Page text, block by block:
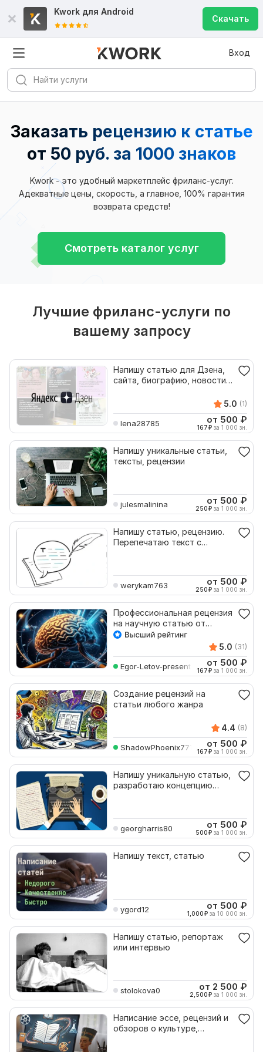
Kwork для Android
Скачать
Вход
Заказать рецензию к статье
от 50 руб. за 1000 знаков
Kwork - это удобный маркетплейс фриланс-услуг.
Адекватные цены, скорость, а главное, 100% гарантия
возврата средств!
Смотреть каталог услуг
Лучшие фриланс-услуги по
вашему запросу
Напишу статью для Дзена,
сайта, биографию, новости,
5.0 (1)
lena28785 от 500 ₽
167₽ за 1 000 зн.
Напишу уникальные статьи,
тексты, рецензии
julesmalinina от 500 ₽
250₽ за 1 000 зн.
Напишу статью, рецензию.
Перепечатаю текст с
werykam763 от 500 ₽
250₽ за 1 000 зн.
Профессиональная рецензия
на научную статью от
копирайтера
5.0 (31)
Egor-Letov-present от 500 ₽
167₽ за 1 000 зн.
Создание рецензий на
статьи любого жанра
4.4 (8)
ShadowPhoenix771571 от 500 ₽
167₽ за 1 000 зн.
Напишу уникальную статью,
разработаю концепцию
georgharris80 от 500 ₽
500₽ за 1 000 зн.
Напишу текст, статью
ygord12 от 500 ₽
1,000₽ за 10 000 зн.
Напишу статью, репортаж
или интервью
stolokova0 от 2 500 ₽
2,500₽ за 1 000 зн.
Написание эссе, рецензий и
обзоров о культуре,